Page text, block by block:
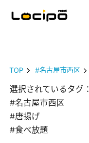
TOP #名古屋市西区
選択されているタグ：
#名古屋市西区
#唐揚げ
#食べ放題